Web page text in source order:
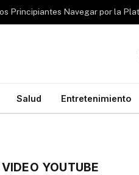
Salud Entretenimiento
YOUTUBE